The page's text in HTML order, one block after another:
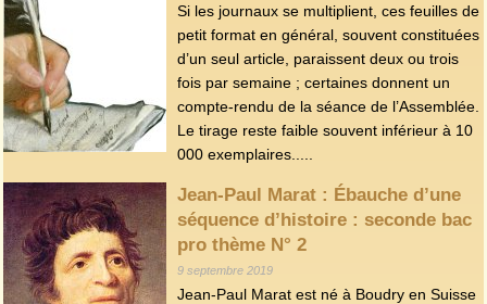
Si les journaux se multiplient, ces feuilles de
petit format en général, souvent constituées
d’un seul article, paraissent deux ou trois
fois par semaine ; certaines donnent un
compte-rendu de la séance de l’Assemblée.
Le tirage reste faible souvent inférieur à 10
000 exemplaires.....
Jean-Paul Marat : Ébauche d’une
séquence d’histoire : seconde bac
pro thème N° 2
9 septembre 2019
Jean-Paul Marat est né à Boudry en Suisse